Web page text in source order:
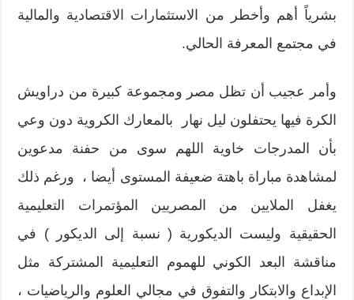
بشرياً أهم وأخطر من الاستثمارات الاقتصادية والمالية
في مجتمع المعرفة الحالي.
وأمر عجيب أن تظل مصر ومجموعة كبيرة من دراويش
الكرة فيها يحتفلون ليل نهار بالمعارك الكروية دون وعي
بأن المدرجات خاوية اللهم سوى من حفنة مدعوين
لمشاهدة مباراة باهتة ضعيفة المستوى أيضا ، ورغم ذلك
يغفل الملايين من المصريين المؤتمرات التعليمية
الحقيقية وليست الديكورية ( نسبة إلى الديكور ) في
مناقشة البعد الكوني للهموم التعليمية المشتركة مثل
الإبداع والابتكار والتفوق في مجالي العلوم والرياضيات ،